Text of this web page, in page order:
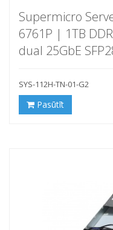
Supermicro
6761P | 1TB
dual 25GbE
SYS-112H-TN-01-G2
Pasūtīt